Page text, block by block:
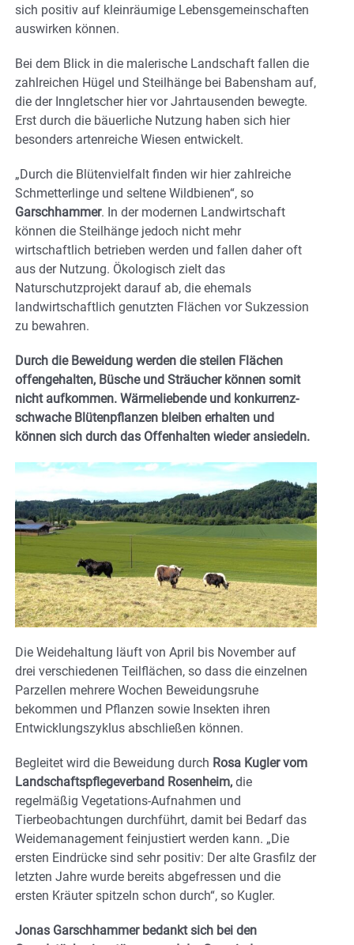
sich positiv auf kleinräumige Lebensgemeinschaften
auswirken können.
Bei dem Blick in die malerische Landschaft fallen die
zahlreichen Hügel und Steilhänge bei Babensham auf,
die der Inngletscher hier vor Jahrtausenden bewegte.
Erst durch die bäuerliche Nutzung haben sich hier
besonders artenreiche Wiesen entwickelt.
„Durch die Blütenvielfalt finden wir hier zahlreiche
Schmetterlinge und seltene Wildbienen“, so
Garschhammer. In der modernen Landwirtschaft
können die Steilhänge jedoch nicht mehr
wirtschaftlich betrieben werden und fallen daher oft
aus der Nutzung. Ökologisch zielt das
Naturschutzprojekt darauf ab, die ehemals
landwirtschaftlich genutzten Flächen vor Sukzession
zu bewahren.
Durch die Beweidung werden die steilen Flächen
offengehalten, Büsche und Sträucher können somit
nicht aufkommen. Wärmeliebende und konkurrenz-
schwache Blütenpflanzen bleiben erhalten und
können sich durch das Offenhalten wieder ansiedeln.
Die Weidehaltung läuft von April bis November auf
drei verschiedenen Teilflächen, so dass die einzelnen
Parzellen mehrere Wochen Beweidungsruhe
bekommen und Pflanzen sowie Insekten ihren
Entwicklungszyklus abschließen können.
Begleitet wird die Beweidung durch Rosa Kugler vom
Landschaftspflegeverband Rosenheim, die
regelmäßig Vegetations-Aufnahmen und
Tierbeobachtungen durchführt, damit bei Bedarf das
Weidemanagement feinjustiert werden kann. „Die
ersten Eindrücke sind sehr positiv: Der alte Grasfilz der
letzten Jahre wurde bereits abgefressen und die
ersten Kräuter spitzeln schon durch“, so Kugler.
Jonas Garschhammer bedankt sich bei den